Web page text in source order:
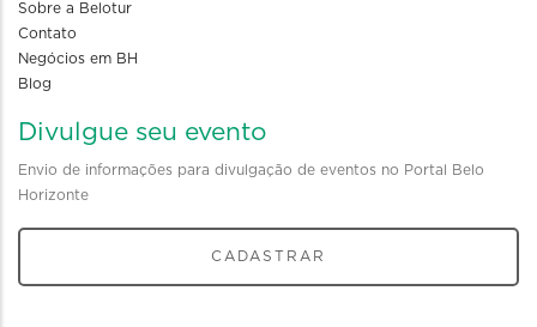
Sobre a Belotur
Contato
Negócios em BH
Blog
Divulgue seu evento
Envio de informações para divulgação de eventos no Portal Belo
Horizonte
CADASTRAR